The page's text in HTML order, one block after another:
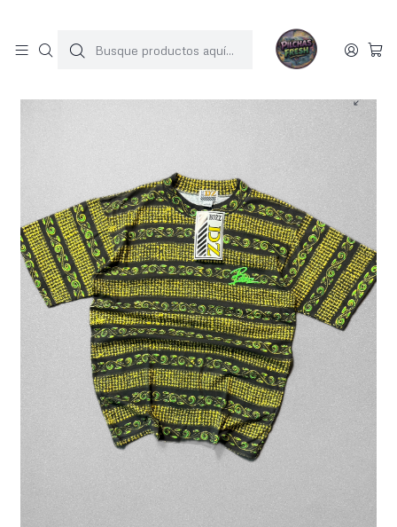
Inicio POLERAS 1988 polera vintage nueva con etiqueta